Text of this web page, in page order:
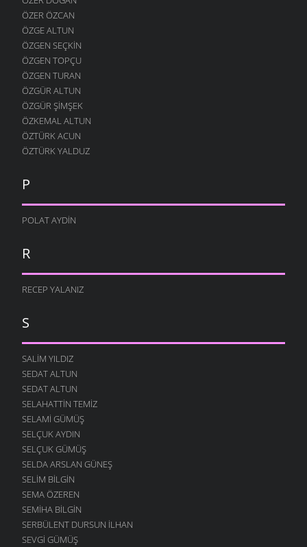
ÖZER ÖZCAN
ÖZGE ALTUN
ÖZGEN SEÇKIN
ÖZGEN TOPÇU
ÖZGEN TURAN
ÖZGÜR ALTUN
ÖZGÜR ŞIMŞEK
ÖZKEMAL ALTUN
ÖZTÜRK ACUN
ÖZTÜRK YALDUZ
P
POLAT AYDIN
R
RECEP YALANIZ
S
SALIM YILDIZ
SEDAT ALTUN
SEDAT ALTUN
SELAHATTIN TEMIZ
SELAMI GÜMÜŞ
SELÇUK AYDIN
SELÇUK GÜMÜŞ
SELDA ARSLAN GÜNEŞ
SELIM BILGIN
SEMA ÖZEREN
SEMIHA BILGIN
SERBÜLENT DURSUN İLHAN
SEVGI GÜMÜŞ